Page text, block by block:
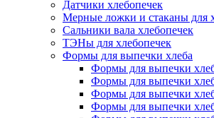
Датчики хлебопечек
Мерные ложки и стаканы для
Сальники вала хлебопечек
ТЭНы для хлебопечек
Формы для выпечки хлеба
Формы для выпечки
Формы для выпечки
Формы для выпечки
Формы для выпечки